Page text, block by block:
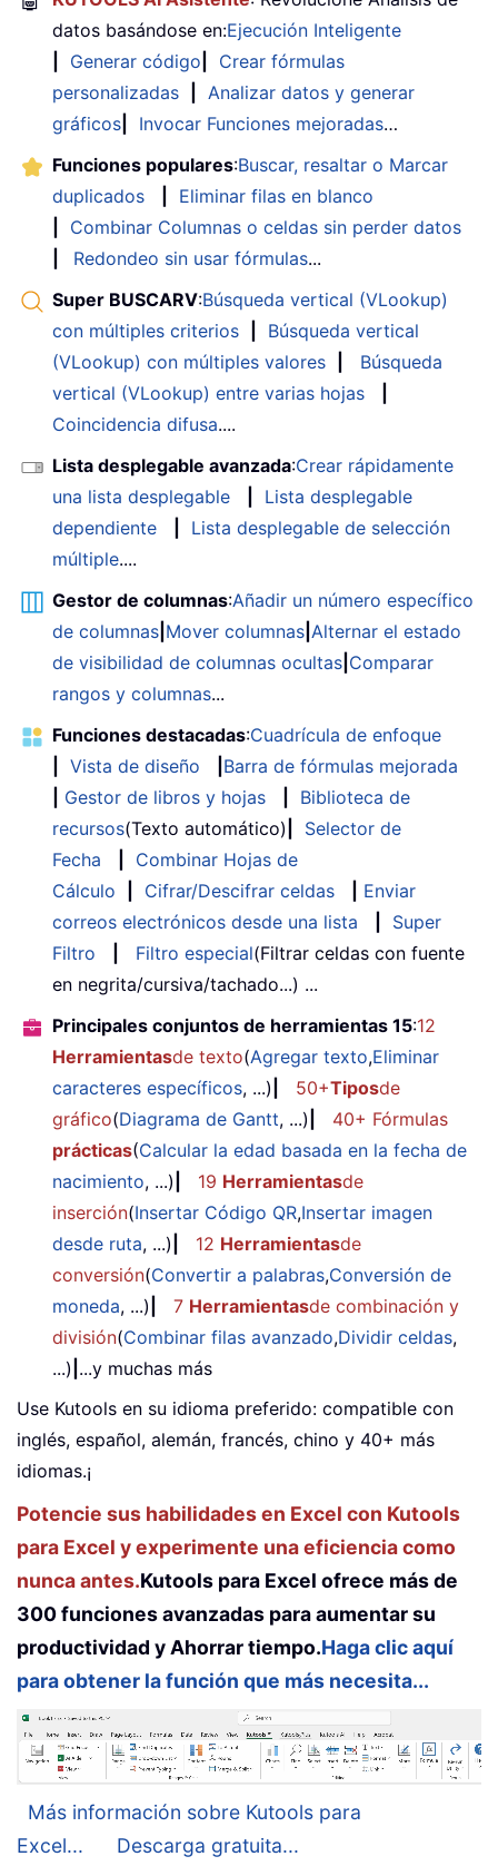
datos basándose en:Ejecución Inteligente
Generar código
Crear fórmulas
personalizadas
Analizar datos y generar
gráficos
Invocar Funciones mejoradas…
Funciones populares:Buscar, resaltar o Marcar
duplicados
Eliminar filas en blanco
Combinar Columnas o celdas sin perder datos
Redondeo sin usar fórmulas...
Super BUSCARV:Búsqueda vertical (VLookup)
con múltiples criterios
Búsqueda vertical
(VLookup) con múltiples valores
Búsqueda
vertical (VLookup) entre varias hojas
Coincidencia difusa....
Lista desplegable avanzada:Crear rápidamente
una lista desplegable
Lista desplegable
dependiente
Lista desplegable de selección
múltiple....
Gestor de columnas:Añadir un número específico
de columnas Mover columnas Alternar el estado
de visibilidad de columnas ocultas Comparar
rangos y columnas...
Funciones destacadas:Cuadrícula de enfoque
Vista de diseño
Barra de fórmulas mejorada
Gestor de libros y hojas
Biblioteca de
recursos(Texto automático)
Selector de
Fecha
Combinar Hojas de
Cálculo
Cifrar/Descifrar celdas
Enviar
correos electrónicos desde una lista
Super
Filtro
Filtro especial(Filtrar celdas con fuente
en negrita/cursiva/tachado...) ...
Principales conjuntos de herramientas 15:12
Herramientasde texto(Agregar texto,Eliminar
caracteres específicos, ...) 50+Tiposde
gráfico(Diagrama de Gantt, ...)
40+ Fórmulas
prácticas(Calcular la edad basada en la fecha de
nacimiento, ...) 19 Herramientasde
inserción(Insertar Código QR,Insertar imagen
desde ruta, ...) 12 Herramientasde
conversión(Convertir a palabras,Conversión de
moneda, ...) 7 Herramientasde combinación y
división(Combinar filas avanzado,Dividir celdas,
...) ...y muchas más
Use Kutools en su idioma preferido: compatible con
inglés, español, alemán, francés, chino y 40+ más
idiomas.¡
Potencie sus habilidades en Excel con Kutools
para Excel y experimente una eficiencia como
nunca antes.Kutools para Excel ofrece más de
300 funciones avanzadas para aumentar su
productividad y Ahorrar tiempo.Haga clic aquí
para obtener la función que más necesita...
Más información sobre Kutools para
Excel...
Descarga gratuita...